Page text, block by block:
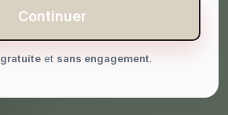
Continuer
gratuite et sans engagement.